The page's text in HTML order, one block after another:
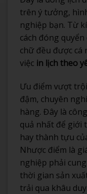
trên ý tưởng,
nghiệp bạn. Từ
cách đóng
chữ đều được cá
việc in lịch theo
Ưu điểm vượt
đậm, chuyên
hàng. Đây là
quả nhất để giới
hay thành tựu
Nhược điểm là
nghiệp phải
thời gian sản
trải qua khâu